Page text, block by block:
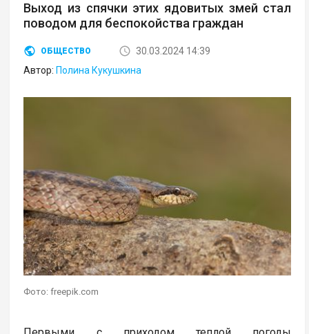
Выход из спячки этих ядовитых змей стал
поводом для беспокойства граждан
ОБЩЕСТВО
30.03.2024 14:39
Автор: Полина Кукушкина
Фото: freepik.com